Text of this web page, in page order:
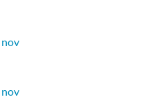
nov
nov